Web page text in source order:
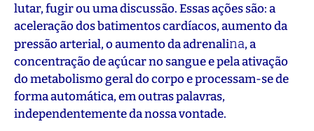
lutar, fugir ou uma discussão. Essas ações são: a
aceleração dos batimentos cardíacos, aumento da
pressão arterial, o aumento da adrenalina, a
concentração de açúcar no sangue e pela ativação
do metabolismo geral do corpo e processam-se de
forma automática, em outras palavras,
independentemente da nossa vontade.